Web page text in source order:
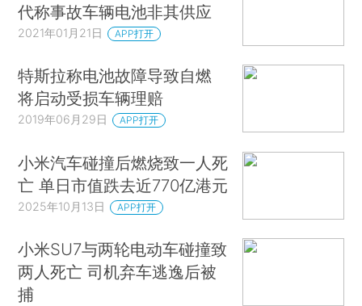
代称事故车辆电池非其供应
2021年01月21日 APP打开
特斯拉称电池故障导致自燃
将启动受损车辆理赔
2019年06月29日 APP打开
小米汽车碰撞后燃烧致一人死
亡 单日市值跌去近770亿港元
2025年10月13日 APP打开
小米SU7与两轮电动车碰撞致
两人死亡 司机弃车逃逸后被
捕